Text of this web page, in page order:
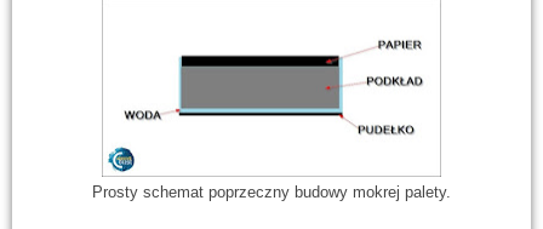
Prosty schemat poprzeczny budowy mokrej palety.